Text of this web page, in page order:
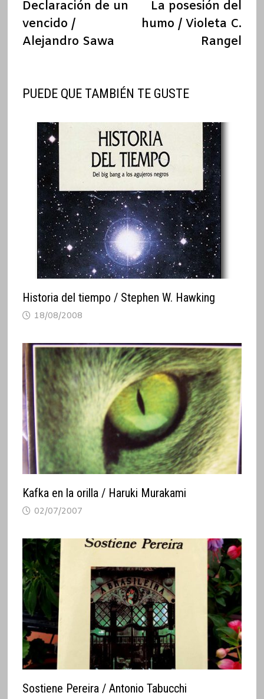
de
entradas
anterior:
Declaración de un
vencido /
Alejandro Sawa
La posesión del
humo / Violeta C.
Rangel
PUEDE QUE TAMBIÉN TE GUSTE
Historia del tiempo / Stephen W. Hawking
18/08/2008
Kafka en la orilla / Haruki Murakami
02/07/2007
Sostiene Pereira / Antonio Tabucchi